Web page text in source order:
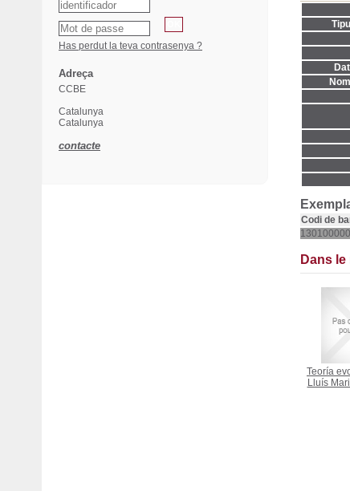
Codi de
Dans
Teoría
Lluís
Has perdut la teva contrasenya ?
Adreça
CCBE
Catalunya
Catalunya
contacte